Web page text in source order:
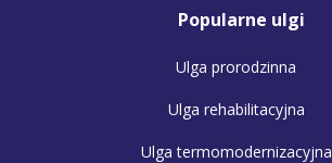
Popularne ulgi
Ulga prorodzinna
Ulga rehabilitacyjna
Ulga termomodernizacyjna